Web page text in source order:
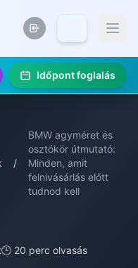
Időpont foglalás
/
BMW agyméret és
osztókör útmutató:
Minden, amit
felnivásárlás előtt
tudnod kell
🕒 20 perc olvasás